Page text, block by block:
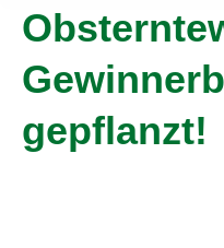
gepflanzt!